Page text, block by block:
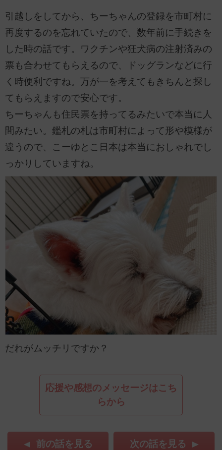
引越しをしてから、ちーちゃんの登録を市町村に
再度するのを忘れていたので、数年前に手続きを
した時の話です。ワクチンや狂犬病の注射済みの
票も合わせてもらえるので、ドッグランなどに行
く時便利ですね。万が一を考えてもきちんと探し
てもらえますので安心です。
ちーちゃんも住民票を持ってるみたいで本当に人
間みたい。鑑札の札は市町村によって形や模様が
違うので、こーゆとこ日本は本当におしゃれでし
っかりしていますね。
だれがムッチリですか？
応援や感想のメッセージはこち
らから
前の話を見る 次の話を見る